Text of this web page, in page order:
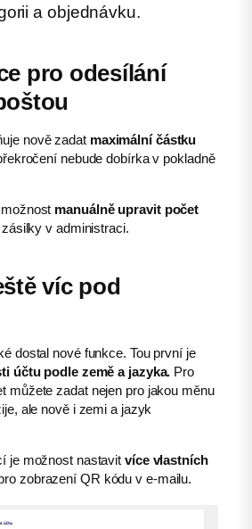
a objednávku.
pro odesílání
nově zadatmaximální částku
nebude dobírka v pokladně
manuálně upravit počet
v administraci.
víc pod
dostal nové funkce. Tou první je
účtu podle země a jazyka. Pro
můžete zadat nejen pro jakou měnu
ale nově i zemi a jazyk
je možnost nastavit více vlastních
zobrazení QR kódu v e-mailu.